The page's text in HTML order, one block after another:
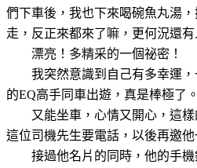
們下車後，我也下來喝碗魚丸湯
走，反正來都來了嘛，更何況還有
漂亮！多精采的一個祕密！
我突然意識到自己有多幸運
的EQ高手同車出遊，真是棒極了。
又能坐車，心情又開心，這樣
這位司機先生要電話，以後再邀他
接過他名片的同時，他的手機